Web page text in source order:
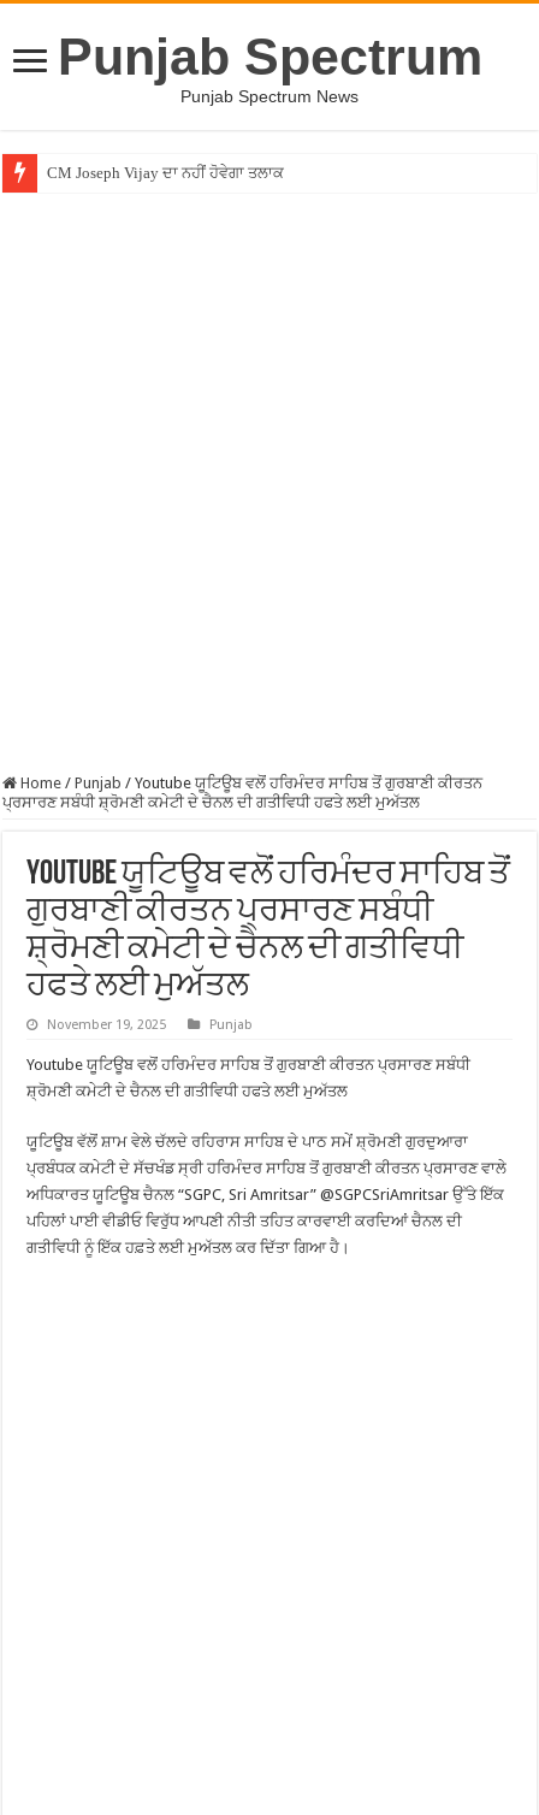
Punjab Spectrum
Punjab Spectrum News
CM Joseph Vijay ਦਾ ਨਹੀਂ ਹੋਵੇਗਾ ਤਲਾਕ
Entertainment News – ਕਮੇਡੀਅਨ ਚੰਦਨ ਪ੍ਰਭਾਕਰ ਦਾ ਖੁਲਾਸਾ ! ”ਲਾਫਟਰ ਚੈਲੇਂਜ”
Home / Punjab / Youtube ਯੂਟਿਊਬ ਵਲੋਂ ਹਰਿਮੰਦਰ ਸਾਹਿਬ ਤੋਂ ਗੁਰਬਾਣੀ ਕੀਰਤਨ
ਪ੍ਰਸਾਰਣ ਸਬੰਧੀ ਸ਼੍ਰੋਮਣੀ ਕਮੇਟੀ ਦੇ ਚੈਨਲ ਦੀ ਗਤੀਵਿਧੀ ਹਫਤੇ ਲਈ ਮੁਅੱਤਲ
Youtube ਯੂਟਿਊਬ ਵਲੋਂ ਹਰਿਮੰਦਰ ਸਾਹਿਬ ਤੋਂ
ਗੁਰਬਾਣੀ ਕੀਰਤਨ ਪ੍ਰਸਾਰਣ ਸਬੰਧੀ
ਸ਼੍ਰੋਮਣੀ ਕਮੇਟੀ ਦੇ ਚੈਨਲ ਦੀ ਗਤੀਵਿਧੀ
ਹਫਤੇ ਲਈ ਮੁਅੱਤਲ
November 19, 2025 Punjab
Youtube ਯੂਟਿਊਬ ਵਲੋਂ ਹਰਿਮੰਦਰ ਸਾਹਿਬ ਤੋਂ ਗੁਰਬਾਣੀ ਕੀਰਤਨ ਪ੍ਰਸਾਰਣ ਸਬੰਧੀ
ਸ਼੍ਰੋਮਣੀ ਕਮੇਟੀ ਦੇ ਚੈਨਲ ਦੀ ਗਤੀਵਿਧੀ ਹਫਤੇ ਲਈ ਮੁਅੱਤਲ
ਯੂਟਿਊਬ ਵੱਲੋਂ ਸ਼ਾਮ ਵੇਲੇ ਚੱਲਦੇ ਰਹਿਰਾਸ ਸਾਹਿਬ ਦੇ ਪਾਠ ਸਮੇਂ ਸ਼੍ਰੋਮਣੀ ਗੁਰਦੁਆਰਾ
ਪ੍ਰਬੰਧਕ ਕਮੇਟੀ ਦੇ ਸੱਚਖੰਡ ਸ੍ਰੀ ਹਰਿਮੰਦਰ ਸਾਹਿਬ ਤੋਂ ਗੁਰਬਾਣੀ ਕੀਰਤਨ ਪ੍ਰਸਾਰਣ ਵਾਲੇ
ਅਧਿਕਾਰਤ ਯੂਟਿਊਬ ਚੈਨਲ “SGPC, Sri Amritsar” @SGPCSriAmritsar ਉੱਤੇ ਇੱਕ
ਪਹਿਲਾਂ ਪਾਈ ਵੀਡੀਓ ਵਿਰੁੱਧ ਆਪਣੀ ਨੀਤੀ ਤਹਿਤ ਕਾਰਵਾਈ ਕਰਦਿਆਂ ਚੈਨਲ ਦੀ
ਗਤੀਵਿਧੀ ਨੂੰ ਇੱਕ ਹਫ਼ਤੇ ਲਈ ਮੁਅੱਤਲ ਕਰ ਦਿੱਤਾ ਗਿਆ ਹੈ।